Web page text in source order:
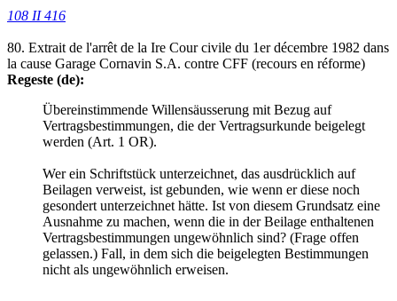
108 II 416
80. Extrait de l'arrêt de la Ire Cour civile du 1er décembre 1982 dans
la cause Garage Cornavin S.A. contre CFF (recours en réforme)
Regeste (de):
Übereinstimmende Willensäusserung mit Bezug auf
Vertragsbestimmungen, die der Vertragsurkunde beigelegt
werden (Art. 1 OR).
Wer ein Schriftstück unterzeichnet, das ausdrücklich auf
Beilagen verweist, ist gebunden, wie wenn er diese noch
gesondert unterzeichnet hätte. Ist von diesem Grundsatz eine
Ausnahme zu machen, wenn die in der Beilage enthaltenen
Vertragsbestimmungen ungewöhnlich sind? (Frage offen
gelassen.) Fall, in dem sich die beigelegten Bestimmungen
nicht als ungewöhnlich erweisen.